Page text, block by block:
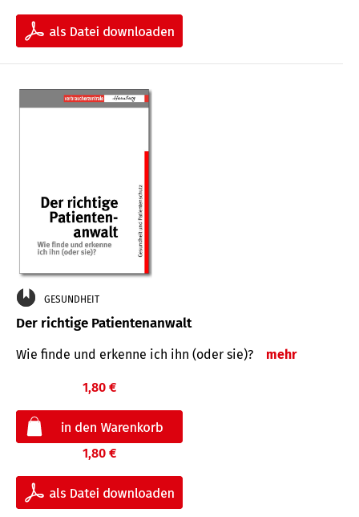
GESUNDHEIT
Der richtige Patientenanwalt
Wie finde und erkenne ich ihn (oder sie)? mehr
1,80 €
1,80 €